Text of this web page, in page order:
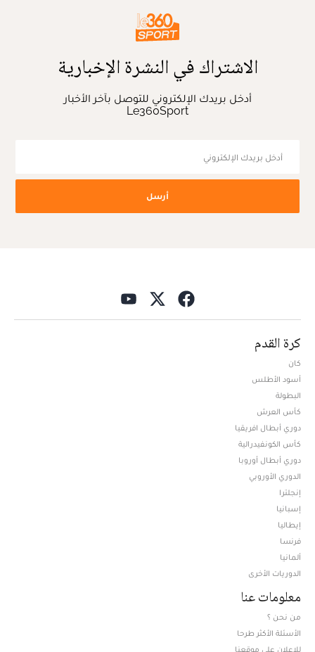
الاشتراك في النشرة الإخبارية
أدخل بريدك الإلكتروني للتوصل بآخر الأخبار
Le360Sport
أرسل
كرة القدم
كان
أسود الأطلس
البطولة
كأس العرش
دوري أبطال افريقيا
كأس الكونفيدرالية
دوري أبطال أوروبا
الدوري الأوروبي
إنجلترا
إسبانيا
إيطاليا
فرنسا
ألمانيا
الدوريات الأخرى
معلومات عنا
من نحن ؟
الأسئلة الأكثر طرحا
للإعلان على موقعنا